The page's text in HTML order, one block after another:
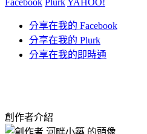
分享在我的 Facebook
分享在我的 Plurk
分享在我的即時通
創作者介紹